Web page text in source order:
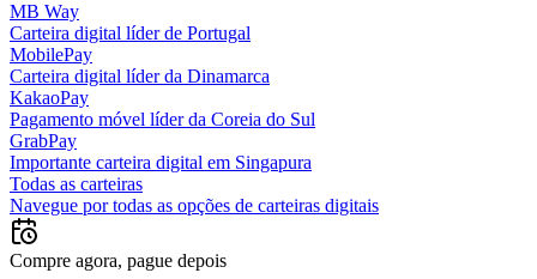
MB Way
Carteira digital líder de Portugal
MobilePay
Carteira digital líder da Dinamarca
KakaoPay
Pagamento móvel líder da Coreia do Sul
GrabPay
Importante carteira digital em Singapura
Todas as carteiras
Navegue por todas as opções de carteiras digitais
Compre agora, pague depois